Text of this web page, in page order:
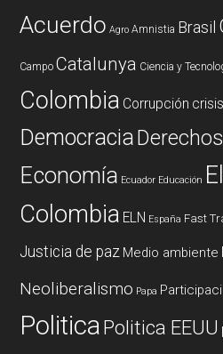
Acuerdo Agro Amnistia Brasil
Campo Catalunya Ciencia y
Colombia Corrupción
Democracia
Economía Ecuador Educación
Colombia ELN España Fast
Justicia de paz Medio ambiente
Neoliberalismo Papa
PoliticaPolitica EEUU